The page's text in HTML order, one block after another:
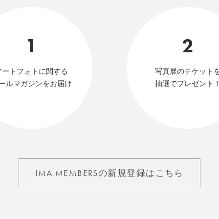
1
ートフォトに関する
ルマガジンをお届け
2
写真展のチケット
抽選でプレゼント
IMA MEMBERSの新規登録はこちら